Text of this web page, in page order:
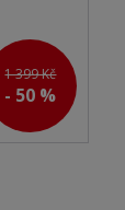
1 399 Kč
- 50 %